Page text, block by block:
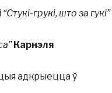
“Стукі-грукі, што за гукі”
Карнэля
адкрыецца ў